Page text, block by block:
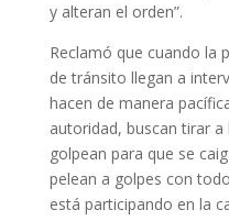
y alteran el orden”.
Reclamó que cuando la
de tránsito llegan a
hacen de manera
autoridad, buscan tirar
golpean para que se
pelean a golpes con
está participando en la